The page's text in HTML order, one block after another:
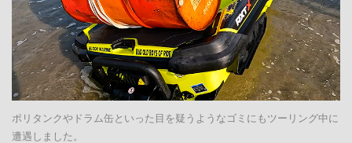
ポリタンクやドラム缶といった目を疑うようなゴミにもツーリング中に
遭遇しました。